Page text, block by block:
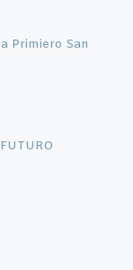
Primiero San